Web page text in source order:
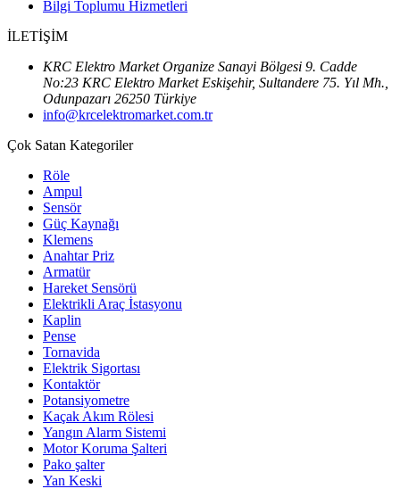
Bilgi Toplumu Hizmetleri
İLETİŞİM
KRC Elektro Market Organize Sanayi Bölgesi 9. Cadde
No:23 KRC Elektro Market Eskişehir, Sultandere 75. Yıl Mh.,
Odunpazarı 26250 Türkiye
info@krcelektromarket.com.tr
Çok Satan Kategoriler
Röle
Ampul
Sensör
Güç Kaynağı
Klemens
Anahtar Priz
Armatür
Hareket Sensörü
Elektrikli Araç İstasyonu
Kaplin
Pense
Tornavida
Elektrik Sigortası
Kontaktör
Potansiyometre
Kaçak Akım Rölesi
Yangın Alarm Sistemi
Motor Koruma Şalteri
Pako şalter
Yan Keski